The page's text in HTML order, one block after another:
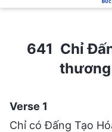
641 Chỉ
Verse 1
Chỉ có Đấng Tạo